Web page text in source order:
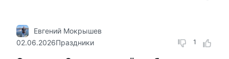
1
Евгений Мокрышев
02.06.2026Праздники